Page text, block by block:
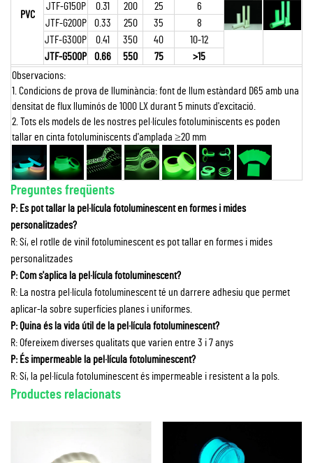
PVC
JTF-G150P
0.31 200 25
6
JTF-G200P
0.33 250 35
8
JTF-G300P
0.41 350 40
10-12
JTF-G500P
0.66 550 75
>15
Observacions:
1. Condicions de prova de lluminància: font de llum estàndard D65 amb una
densitat de flux lluminós de 1000 LX durant 5 minuts d'excitació.
2. Tots els models de les nostres pel·lícules fotoluminiscents es poden
tallar en cinta fotoluminiscents d'amplada ≥20 mm
Preguntes freqüents
P: Es pot tallar la pel·lícula fotoluminescent en formes i mides
personalitzades?
R: Sí, el rotlle de vinil fotoluminescent es pot tallar en formes i mides
personalitzades
P: Com s'aplica la pel·lícula fotoluminescent?
R: La nostra pel·lícula fotoluminescent té un darrere adhesiu que permet
aplicar-la sobre superfícies planes i uniformes.
P: Quina és la vida útil de la pel·lícula fotoluminescent?
R: Ofereixem diverses qualitats que varien entre 3 i 7 anys
P: És impermeable la pel·lícula fotoluminescent?
R: Sí, la pel·lícula fotoluminescent és impermeable i resistent a la pols.
Productes relacionats